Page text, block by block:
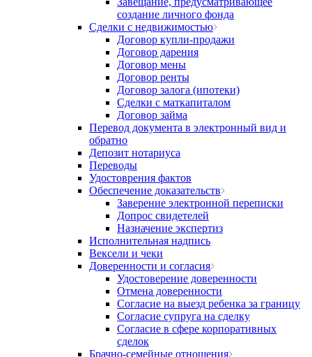
создание личного фонда
Сделки с недвижимостью
Договор купли-продажи
Договор дарения
Договор мены
Договор ренты
Договор залога (ипотеки)
Сделки с маткапиталом
Договор займа
Перевод документа в электронный вид и
обратно
Депозит нотариуса
Переводы
Удостоврения фактов
Обеспечение доказательств
Заверение электронной переписки
Допрос свидетелей
Назначение экспертиз
Исполнительная надпись
Вексели и чеки
Доверенности и согласия
Удостоверение доверенности
Отмена доверенности
Согласие на выезд ребенка за границу
Согласие супруга на сделку
Согласие в сфере корпоративных
сделок
Брачно-семейные отношения